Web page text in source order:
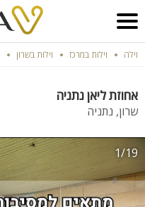
וילה וילות במרכז וילות בשרון
אחוזת ליאן נתניה
שרון, נתניה
1/19